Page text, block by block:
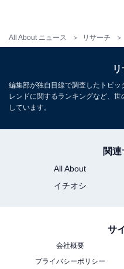
All About ニュース リサーチ
編集部が独自目線で調査したトピ
レンドに関するランキングなど、
しています。
関
All About
イチオシ
サ
会社概要
プライバシーポリシー